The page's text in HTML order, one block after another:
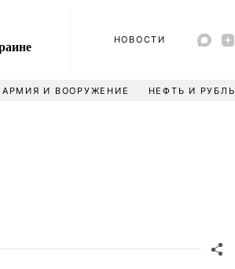
НОВОСТИ
АРМИЯ И ВООРУЖЕНИЕ НЕФТЬ И РУБЛЬ